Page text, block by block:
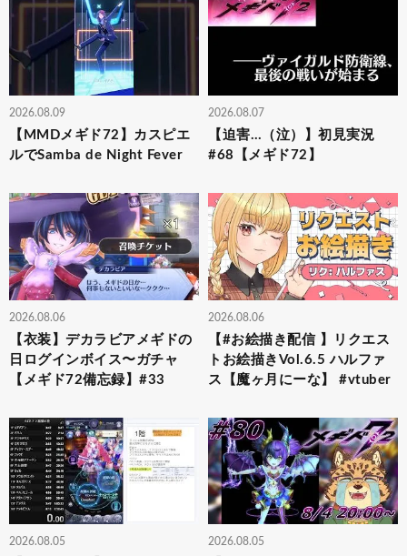
2026.08.09
【MMDメギド72】カスピエ
ルでSamba de Night Fever
2026.08.07
【迫害…（泣）】初見実況
#68【メギド72】
2026.08.06
【衣装】デカラビアメギドの
日ログインボイス〜ガチャ
【メギド72備忘録】#33
2026.08.06
【#お絵描き配信 】リクエス
トお絵描きVol.6.5 ハルファ
ス【魔ヶ月にーな】 #vtuber
2026.08.05 2026.08.05